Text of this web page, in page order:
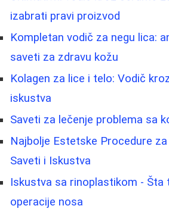
izabrati pravi proizvod
Kompletan vodič za negu lica:
saveti za zdravu kožu
Kolagen za lice i telo: Vodič
iskustva
Saveti za lečenje problema sa
Najbolje Estetske Procedure
Saveti i Iskustva
Iskustva sa rinoplastikom - Šta
operacije nosa